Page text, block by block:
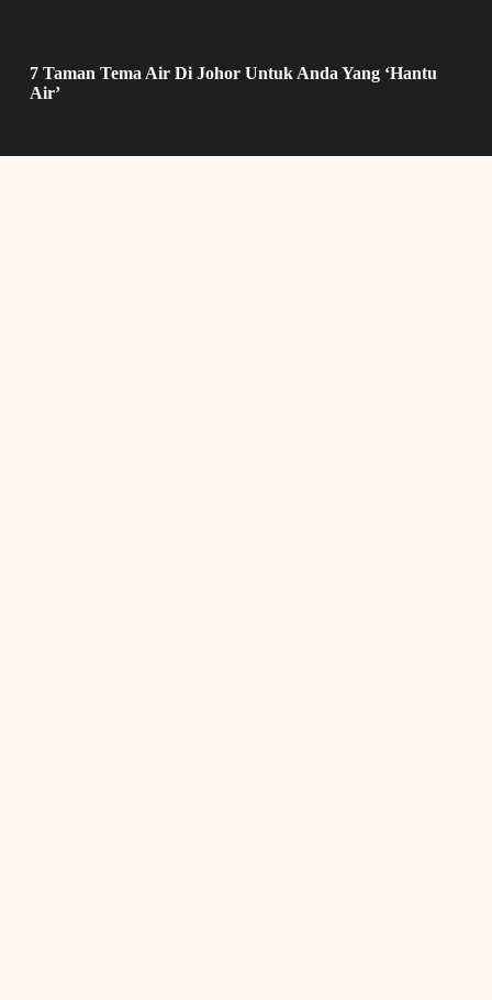
7 Taman Tema Air Di Johor Untuk Anda Yang ‘Hantu
Air’